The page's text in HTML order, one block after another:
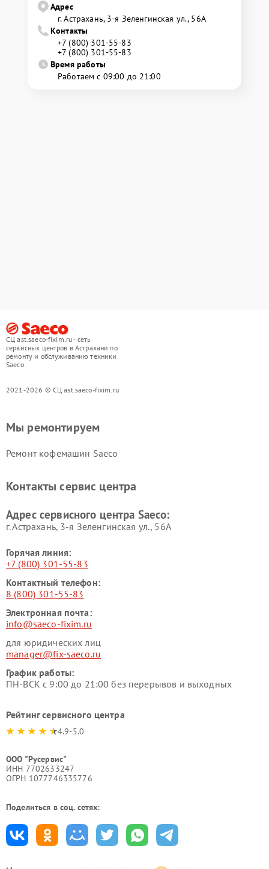
Адрес
г. Астрахань, 3-я Зеленгинская ул., 56А
Контакты
+7 (800) 301-55-83
+7 (800) 301-55-83
Время работы
Работаем с 09:00 до 21:00
СЦ ast.saeco-fixim.ru - сеть
сервисных центров в Астрахани по
ремонту и обслуживанию техники
Saeco
2021-2026 © СЦ ast.saeco-fixim.ru
Мы ремонтируем
Ремонт кофемашин Saeco
Контакты сервис центра
Адрес сервисного центра Saeco:
г. Астрахань, 3-я Зеленгинская ул., 56А
Горячая линия:
+7 (800) 301-55-83
Контактный телефон:
8 (800) 301-55-83
Электронная почта:
info@saeco-fixim.ru
для юридических лиц
manager@fix-saeco.ru
График работы:
ПН-ВСК с 9:00 до 21:00 без перерывов и выходных
Рейтинг сервисного центра
4.9-5.0
ООО "Русервис"
ИНН 7702633247
ОГРН 1077746335776
Поделиться в соц. сетях: